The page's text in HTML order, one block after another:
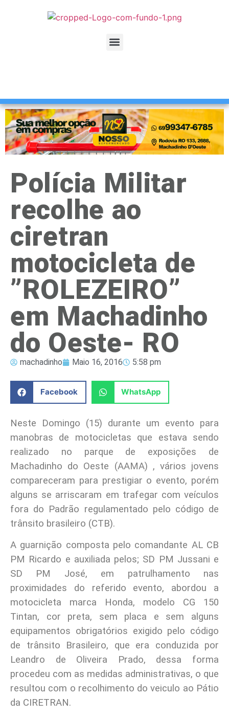
Polícia Militar
recolhe ao
ciretran
motocicleta de
”ROLEZEIRO”
em Machadinho
do Oeste- RO
machadinho Maio 16, 2016 5:58 pm
Facebook WhatsApp
Neste Domingo (15) durante um evento para
manobras de motocicletas que estava sendo
realizado no parque de exposições de
Machadinho do Oeste (AAMA) , vários jovens
compareceram para prestigiar o evento, porém
alguns se arriscaram em trafegar com veículos
fora do Padrão regulamentado pelo código de
trânsito brasileiro (CTB).
A guarnição composta pelo comandante AL CB
PM Ricardo e auxiliada pelos; SD PM Jussani e
SD PM José, em patrulhamento nas
proximidades do referido evento, abordou a
motocicleta marca Honda, modelo CG 150
Tintan, cor preta, sem placa e sem alguns
equipamentos obrigatórios exigido pelo código
de trânsito Brasileiro, que era conduzida por
Leandro de Oliveira Prado, dessa forma
procedeu com as medidas administrativas, o que
resultou com o recolhimento do veiculo ao Pátio
da CIRETRAN.